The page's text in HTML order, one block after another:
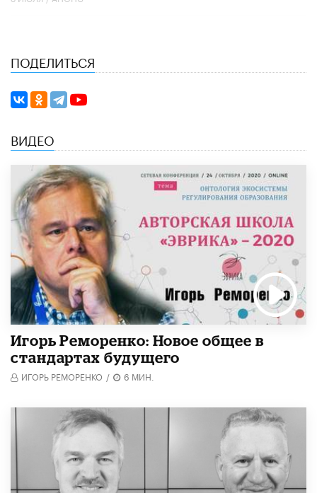
ПОДЕЛИТЬСЯ
ВИДЕО
Игорь Реморенко: Новое общее в
стандартах будущего
ИГОРЬ РЕМОРЕНКО / 6 МИН.